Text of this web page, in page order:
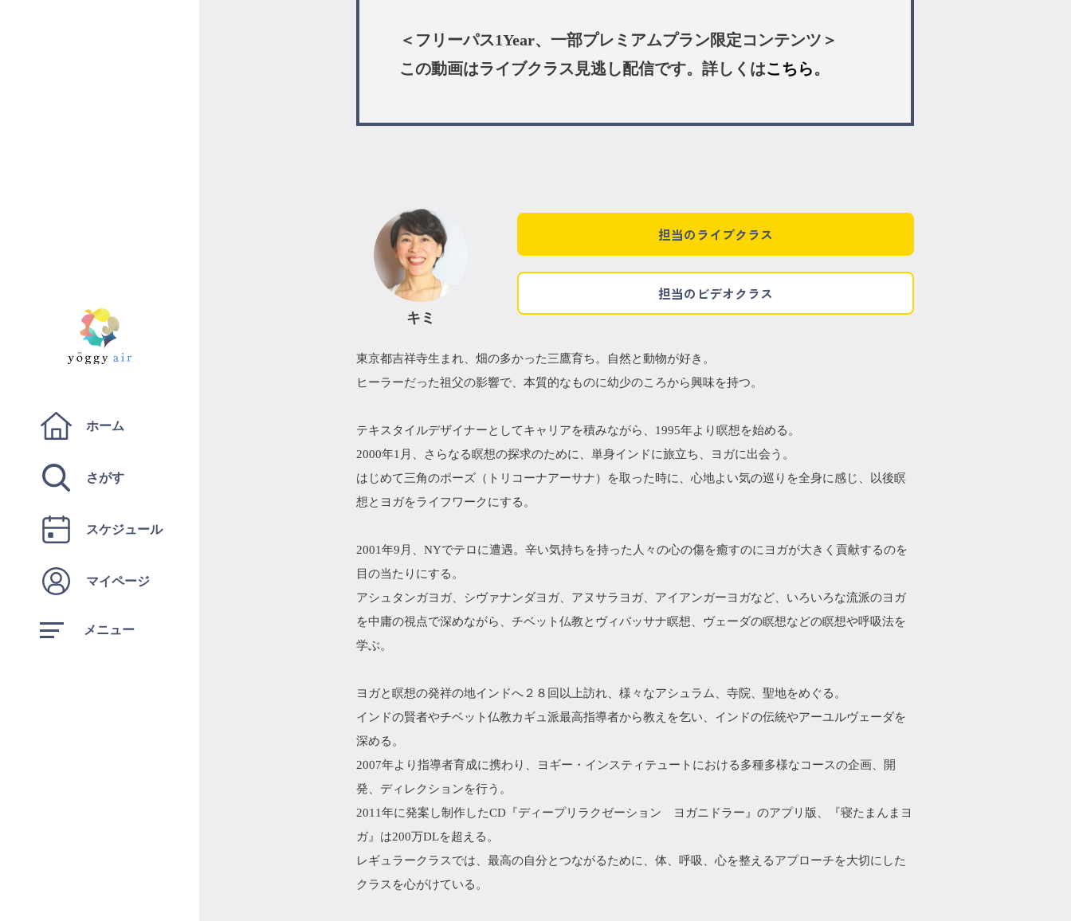
ホーム
さがす
スケジュール
マイページ
メニュー
＜フリーパス1Year、一部プレミアムプラン限定コンテンツ＞
この動画はライブクラス見逃し配信です。詳しくはこちら。
キミ
担当のライブクラス
担当のビデオクラス
東京都吉祥寺生まれ、畑の多かった三鷹育ち。自然と動物が好き。
ヒーラーだった祖父の影響で、本質的なものに幼少のころから興味を持つ。
テキスタイルデザイナーとしてキャリアを積みながら、1995年より瞑想を始める。
2000年1月、さらなる瞑想の探求のために、単身インドに旅立ち、ヨガに出会う。
はじめて三角のポーズ（トリコーナアーサナ）を取った時に、心地よい気の巡りを全身に感じ、以後瞑
想とヨガをライフワークにする。
2001年9月、NYでテロに遭遇。辛い気持ちを持った人々の心の傷を癒すのにヨガが大きく貢献するのを
目の当たりにする。
アシュタンガヨガ、シヴァナンダヨガ、アヌサラヨガ、アイアンガーヨガなど、いろいろな流派のヨガ
を中庸の視点で深めながら、チベット仏教とヴィパッサナ瞑想、ヴェーダの瞑想などの瞑想や呼吸法を
学ぶ。
ヨガと瞑想の発祥の地インドへ２８回以上訪れ、様々なアシュラム、寺院、聖地をめぐる。
インドの賢者やチベット仏教カギュ派最高指導者から教えを乞い、インドの伝統やアーユルヴェーダを
深める。
2007年より指導者育成に携わり、ヨギー・インスティテュートにおける多種多様なコースの企画、開
発、ディレクションを行う。
2011年に発案し制作したCD『ディープリラクゼーション ヨガニドラー』のアプリ版、『寝たまんまヨ
ガ』は200万DLを超える。
レギュラークラスでは、最高の自分とつながるために、体、呼吸、心を整えるアプローチを大切にした
クラスを心がけている。